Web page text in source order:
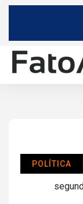
POLÍTICA